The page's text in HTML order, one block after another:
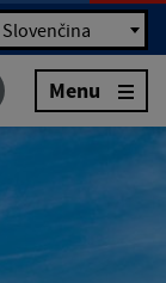
Slovenčina
Menu